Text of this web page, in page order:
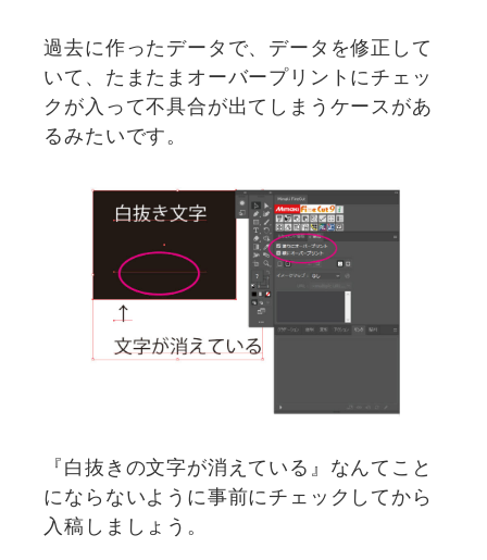
過去に作ったデータで、データを修正して
いて、たまたまオーバープリントにチェッ
クが入って不具合が出てしまうケースがあ
るみたいです。
『白抜きの文字が消えている』なんてこと
にならないように事前にチェックしてから
入稿しましょう。